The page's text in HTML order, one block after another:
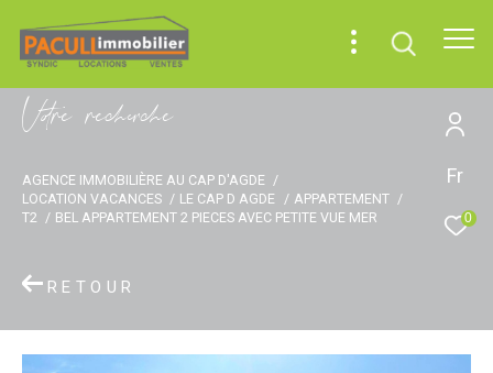
Fr
0
Vore recece
AGENCE IMMOBILIÈRE AU CAP D'AGDE
LOCATION VACANCES
LE CAP D AGDE
APPARTEMENT
T2
BEL APPARTEMENT 2 PIECES AVEC PETITE VUE MER
RETOUR